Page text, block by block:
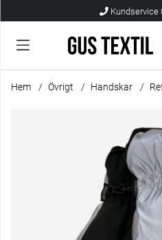
Kundservice
Hem Övrigt Handskar